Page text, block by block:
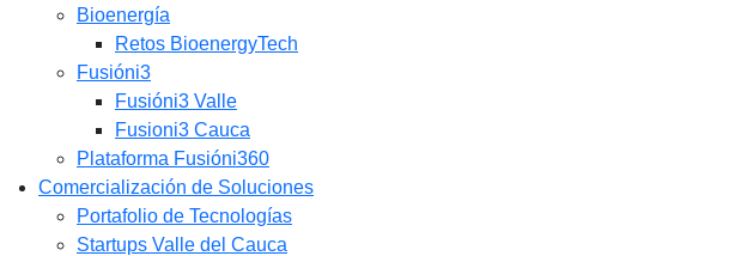
Bioenergía
Retos BioenergyTech
Fusióni3
Fusióni3 Valle
Fusioni3 Cauca
Plataforma Fusióni360
Comercialización de Soluciones
Portafolio de Tecnologías
Startups Valle del Cauca